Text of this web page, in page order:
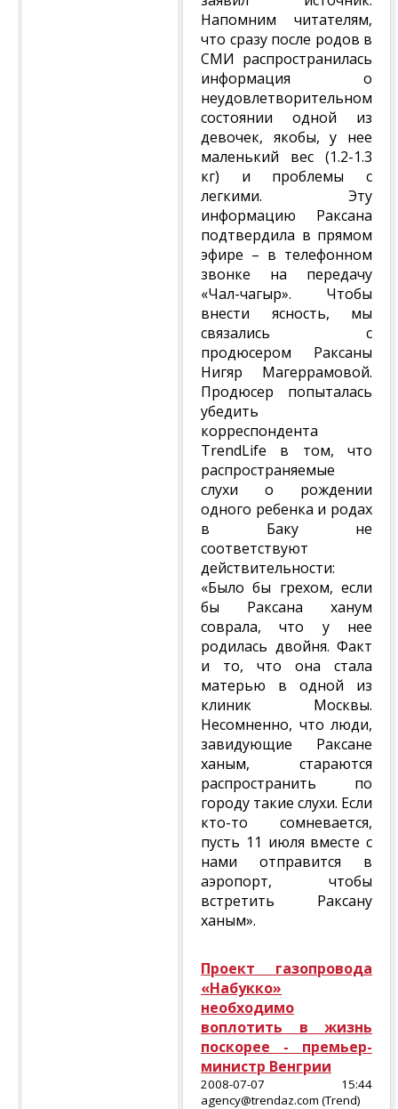
Напомним читателям,
что сразу после родов в
СМИ распространилась
информация о
неудовлетворительном
состоянии одной из
девочек, якобы, у нее
маленький вес (1.2-1.3
кг) и проблемы с
легкими. Эту
информацию Раксана
подтвердила в прямом
эфире – в телефонном
звонке на передачу
«Чал-чагыр». Чтобы
внести ясность, мы
связались с
продюсером Раксаны
Нигяр Магеррамовой.
Продюсер попыталась
убедить
корреспондента
TrendLife в том, что
распространяемые
слухи о рождении
одного ребенка и родах
в Баку не
соответствуют
действительности:
«Было бы грехом, если
бы Раксана ханум
соврала, что у нее
родилась двойня. Факт
и то, что она стала
матерью в одной из
клиник Москвы.
Несомненно, что люди,
завидующие Раксане
ханым, стараются
распространить по
городу такие слухи. Если
кто-то сомневается,
пусть 11 июля вместе с
нами отправится в
аэропорт, чтобы
встретить Раксану
ханым».
Проект газопровода
«Набукко»
необходимо
воплотить в жизнь
поскорее - премьер-
министр Венгрии
2008-07-07 15:44
agency@trendaz.com (Trend)